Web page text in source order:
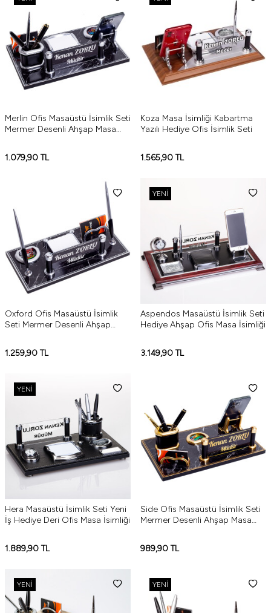
Merlin Ofis Masaüstü İsimlik Seti
Mermer Desenli Ahşap Masa
1.079,90 TL
Koza Masa İsimliği Kabartma
Yazılı Hediye Ofis İsimlik Seti
1.565,90 TL
Oxford Ofis Masaüstü İsimlik
Seti Mermer Desenli Ahşap
1.259,90 TL
YENI
Aspendos Masaüstü İsimlik Seti
Hediye Ahşap Ofis Masa İsimliği
3.149,90 TL
YENI
Hera Masaüstü İsimlik Seti Yeni
İş Hediye Deri Ofis Masa İsimliği
1.889,90 TL
Side Ofis Masaüstü İsimlik Seti
Mermer Desenli Ahşap Masa
989,90 TL
YENI YENI